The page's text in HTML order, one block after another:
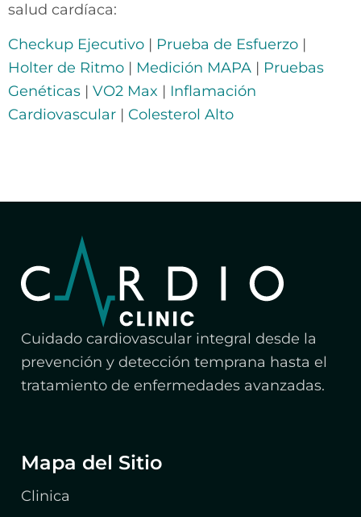
salud cardíaca:
Checkup Ejecutivo | Prueba de Esfuerzo |
Holter de Ritmo | Medición MAPA | Pruebas
Genéticas | VO2 Max | Inflamación
Cardiovascular | Colesterol Alto
Cuidado cardiovascular integral desde la
prevención y detección temprana hasta el
tratamiento de enfermedades avanzadas.
Mapa del Sitio
Clinica